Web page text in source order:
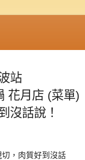
站
花月店 (菜單)
沒話說！
，肉質好到沒話